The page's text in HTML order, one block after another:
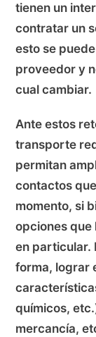
tienen un
contratar un
esto se
proveedor y
cual cambiar.
Ante estos
transporte
permitan
contactos
momento, si
opciones que
en particular.
forma, lograr
químicos,
mercancía,